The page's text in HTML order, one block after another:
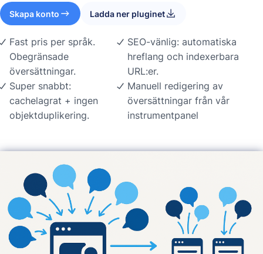
Skapa konto Ladda ner pluginet
Fast pris per språk.
Obegränsade
översättningar.
Super snabbt:
cachelagrat + ingen
objektduplikering.
SEO-vänlig: automatiska
hreflang och indexerbara
URL:er.
Manuell redigering av
översättningar från vår
instrumentpanel